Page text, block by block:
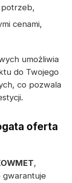
potrzeb,
cenami,
umożliwia
do Twojego
co pozwala
oferta
,
gwarantuje